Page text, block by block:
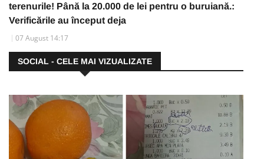
terenurile! Până la 20.000 de lei pentru o buruiană.:
Verificările au început deja
07 August 14:17
SOCIAL - CELE MAI VIZUALIZATE